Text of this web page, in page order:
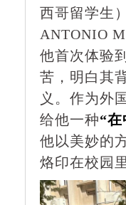
西哥留学生）
ANTONIO
他首次体验
苦，明白其
义。作为外
给他一种“
他以美妙的
烙印在校园里